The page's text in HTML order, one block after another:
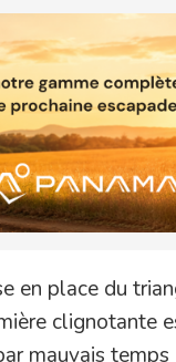
en place du
clignotante
mauvais temps